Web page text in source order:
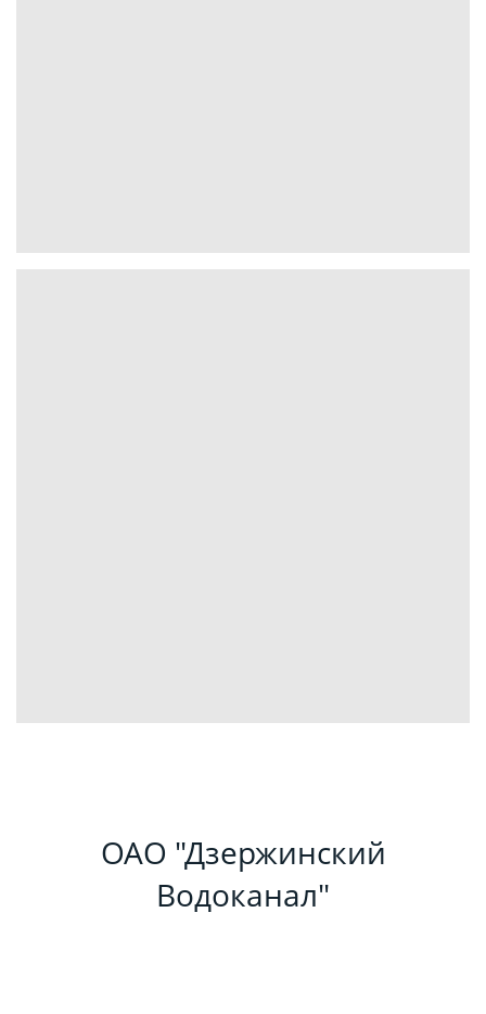
ОАО "Дзержинский
Водоканал"